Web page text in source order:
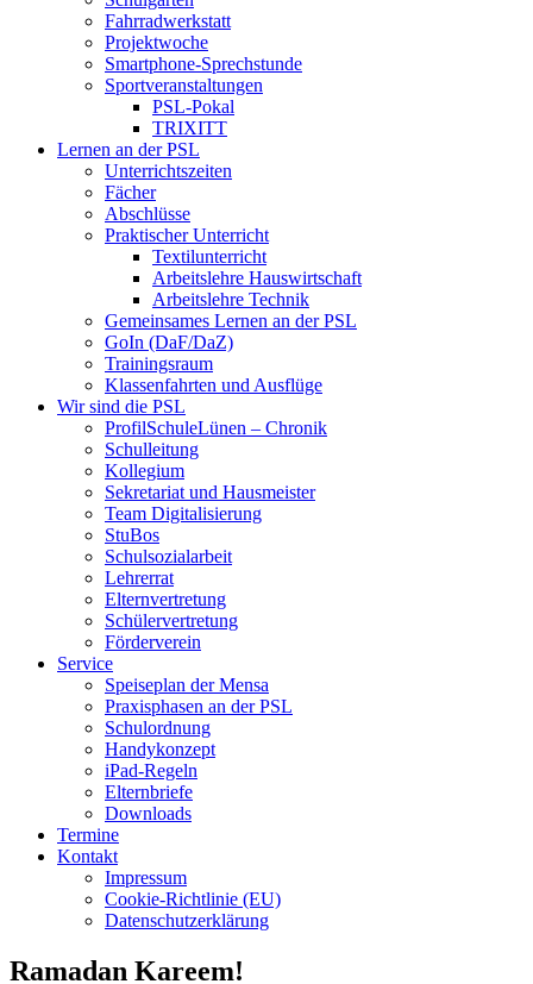
Fahrradwerkstatt
Projektwoche
Smartphone-Sprechstunde
Sportveranstaltungen
PSL-Pokal
TRIXITT
Lernen an der PSL
Unterrichtszeiten
Fächer
Abschlüsse
Praktischer Unterricht
Textilunterricht
Arbeitslehre Hauswirtschaft
Arbeitslehre Technik
Gemeinsames Lernen an der PSL​
GoIn (DaF/DaZ)
Trainingsraum
Klassenfahrten und Ausflüge
Wir sind die PSL
ProfilSchuleLünen – Chronik
Schulleitung
Kollegium
Sekretariat und Hausmeister
Team Digitalisierung
StuBos
Schulsozialarbeit
Lehrerrat
Elternvertretung
Schülervertretung
Förderverein
Service
Speiseplan der Mensa
Praxisphasen an der PSL
Schulordnung
Handykonzept
iPad-Regeln
Elternbriefe
Downloads
Termine
Kontakt
Impressum
Cookie-Richtlinie (EU)
Datenschutzerklärung
Ramadan Kareem!